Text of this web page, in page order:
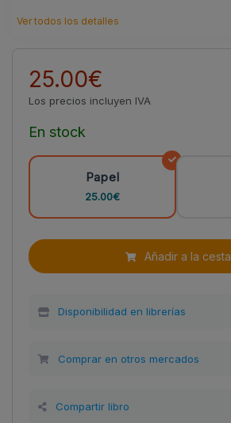
Ver todos los detalles
25.00€
Los precios incluyen IVA
En stock
Papel
25.00€
Añadir a la cesta
Disponibilidad en librerías
Comprar en otros mercados
Compartir libro